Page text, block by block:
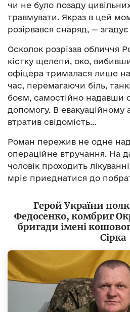
чи не було позаду
травмувати. Якраз в цей
розірвався снаряд, —
Осколок розрізав обличчя
кістку щелепи, око, вибивши
офіцера трималася лише
час, перемагаючи біль,
боєм, самостійно надавши
допомогу. В евакуаційному
втратив свідомість…
Роман пережив не одне
операційне втручання. На
чоловік проходить
мріє приєднатися до
Герой України
Федосенко, комбриг
бригади імені
Сірка